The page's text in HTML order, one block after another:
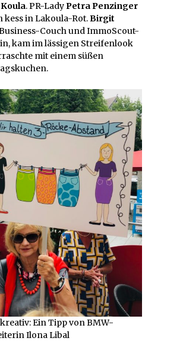
. PR-LadyPetra Penzinger
kess in Lakoula-Rot.Birgit
Couch und ImmoScout-
kam im lässigen Streifenlook
mit einem süßen
Ein Tipp von BMW-
Ilona Libal